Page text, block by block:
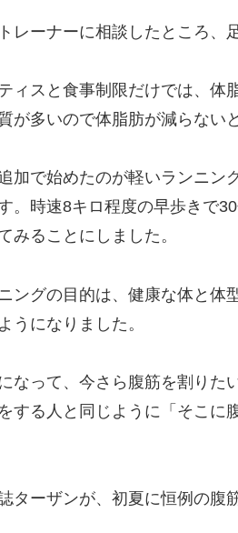
レーナーに相談したところ、
ィスと食事制限だけでは、体
が多いので体脂肪が減らない
加で始めたのが軽いランニン
。時速8キロ程度の早歩きで
みることにしました。
ングの目的は、健康な体と体
うになりました。
なって、今さら腹筋を割りた
する人と同じように「そこに
ターザンが、初夏に恒例の腹